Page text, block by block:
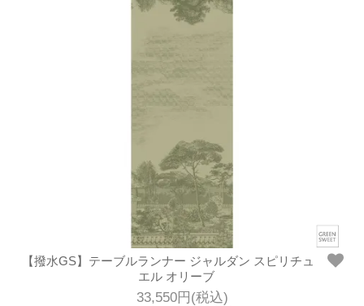
【撥水GS】テーブルランナー ジャルダン スピリチュ
エル オリーブ
33,550円(税込)